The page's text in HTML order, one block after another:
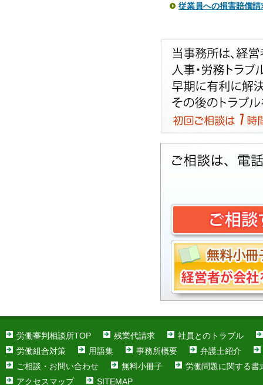
従業員への損害賠償
労働審判相談所TOP 残業代請求
社員とのトラブル
労働組合対策
用語集 事務所概要
弁護士紹介
ご相談・お問い合わせ
無料小冊子
労働問題に関する書
アクセスマップ
SITEMAP